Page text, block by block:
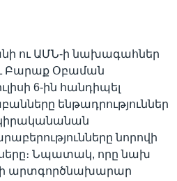
ԿԱՆՈՆԱԴՐՈՒԹՅՈՒՆ
ու ԱՄՆ-ի նախագահներ
Բարաք Օբաման
6-ին հանդիպել
ենթադրություններ
կիրականանան
նորովի
Նպատակ, որը նախ
արտգործնախարար